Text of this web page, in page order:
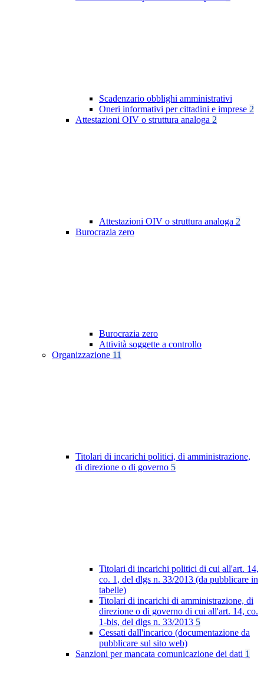
Scadenzario obblighi amministrativi
Oneri informativi per cittadini e imprese 2
Attestazioni OIV o struttura analoga 2
Attestazioni OIV o struttura analoga 2
Burocrazia zero
Burocrazia zero
Attività soggette a controllo
Organizzazione 11
Titolari di incarichi politici, di amministrazione,
di direzione o di governo 5
Titolari di incarichi politici di cui all'art. 14,
co. 1, del dlgs n. 33/2013 (da pubblicare in
tabelle)
Titolari di incarichi di amministrazione, di
direzione o di governo di cui all'art. 14, co.
1-bis, del dlgs n. 33/2013 5
Cessati dall'incarico (documentazione da
pubblicare sul sito web)
Sanzioni per mancata comunicazione dei dati 1